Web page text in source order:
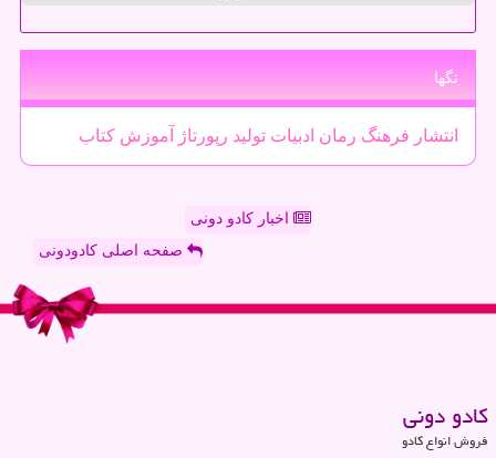
تگها
انتشار فرهنگ رمان ادبیات تولید رپورتاژ آموزش كتاب
اخبار کادو دونی
صفحه اصلی کادودونی
كادو دونی
فروش انواع کادو